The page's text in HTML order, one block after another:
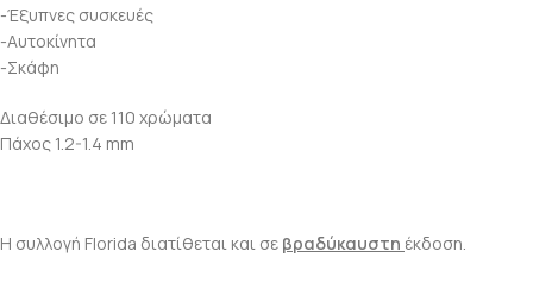
-Έξυπνες συσκευές
-Αυτοκίνητα
-Σκάφη
Διαθέσιμο σε 110 χρώματα
Πάχος 1.2-1.4 mm
Η συλλογή Florida διατίθεται και σε βραδύκαυστη έκδοση.